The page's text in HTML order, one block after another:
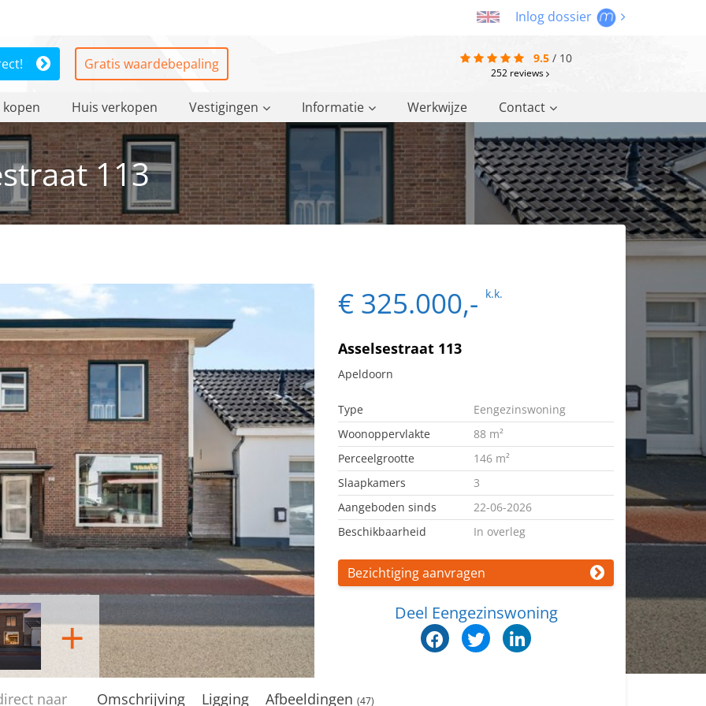
Inlog dossier
Gratis waardebepaling 9.5 / 10
252 reviews
Huis verkopen Vestigingen Informatie Werkwijze Contact
113
+
€ 325.000,- k.k.
Asselsestraat 113
Apeldoorn
Type
Eengezinswoning
Woonoppervlakte
88 m²
Perceelgrootte
146 m²
Slaapkamers
3
Aangeboden sinds
22-06-2026
Beschikbaarheid
In overleg
Bezichtiging aanvragen
Deel Eengezinswoning
naar Omschrijving Ligging Afbeeldingen (47)